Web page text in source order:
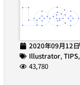
2020年09月12日
Illustrator, TIPS,
43,780